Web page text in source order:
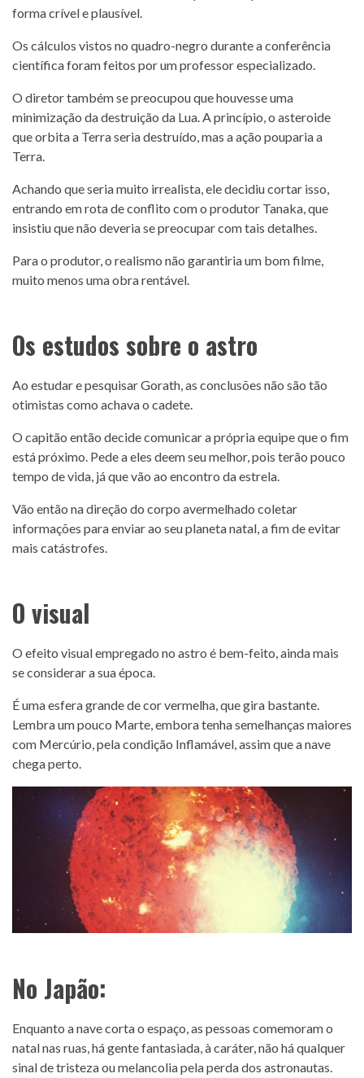
forma crível e plausível.
Os cálculos vistos no quadro-negro durante a conferência
científica foram feitos por um professor especializado.
O diretor também se preocupou que houvesse uma
minimização da destruição da Lua. A princípio, o asteroide
que orbita a Terra seria destruído, mas a ação pouparia a
Terra.
Achando que seria muito irrealista, ele decidiu cortar isso,
entrando em rota de conflito com o produtor Tanaka, que
insistiu que não deveria se preocupar com tais detalhes.
Para o produtor, o realismo não garantiria um bom filme,
muito menos uma obra rentável.
Os estudos sobre o astro
Ao estudar e pesquisar Gorath, as conclusões não são tão
otimistas como achava o cadete.
O capitão então decide comunicar a própria equipe que o fim
está próximo. Pede a eles deem seu melhor, pois terão pouco
tempo de vida, já que vão ao encontro da estrela.
Vão então na direção do corpo avermelhado coletar
informações para enviar ao seu planeta natal, a fim de evitar
mais catástrofes.
O visual
O efeito visual empregado no astro é bem-feito, ainda mais
se considerar a sua época.
É uma esfera grande de cor vermelha, que gira bastante.
Lembra um pouco Marte, embora tenha semelhanças maiores
com Mercúrio, pela condição Inflamável, assim que a nave
chega perto.
No Japão:
Enquanto a nave corta o espaço, as pessoas comemoram o
natal nas ruas, há gente fantasiada, à caráter, não há qualquer
sinal de tristeza ou melancolia pela perda dos astronautas.